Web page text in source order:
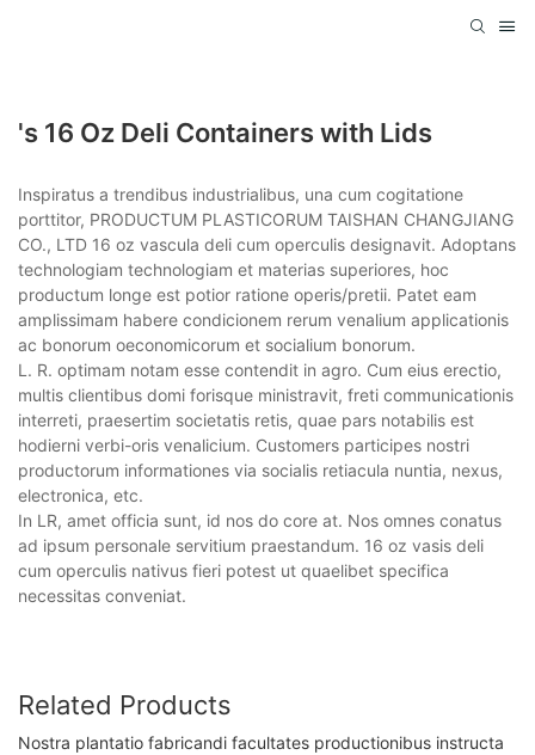
's 16 Oz Deli Containers with Lids
Inspiratus a trendibus industrialibus, una cum cogitatione
porttitor, PRODUCTUM PLASTICORUM TAISHAN CHANGJIANG
CO., LTD 16 oz vascula deli cum operculis designavit. Adoptans
technologiam technologiam et materias superiores, hoc
productum longe est potior ratione operis/pretii. Patet eam
amplissimam habere condicionem rerum venalium applicationis
ac bonorum oeconomicorum et socialium bonorum.
L. R. optimam notam esse contendit in agro. Cum eius erectio,
multis clientibus domi forisque ministravit, freti communicationis
interreti, praesertim societatis retis, quae pars notabilis est
hodierni verbi-oris venalicium. Customers participes nostri
productorum informationes via socialis retiacula nuntia, nexus,
electronica, etc.
In LR, amet officia sunt, id nos do core at. Nos omnes conatus
ad ipsum personale servitium praestandum. 16 oz vasis deli
cum operculis nativus fieri potest ut quaelibet specifica
necessitas conveniat.
Related Products
Nostra plantatio fabricandi facultates productionibus instructa